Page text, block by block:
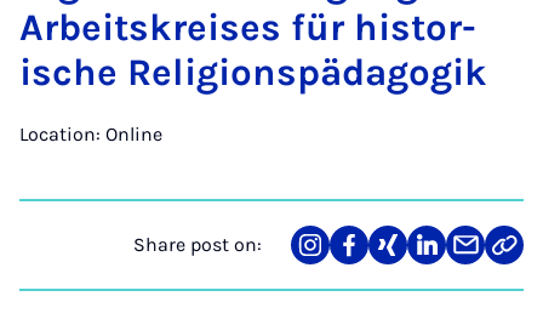
Arbeit­skre­ises für his­tor­
ische Re­li­gion­späd­ago­gik
Location: Online
Share post on:
Share
on
Teilen
auf
Teilen
auf
Teilen
auf
Teilen
über
Link